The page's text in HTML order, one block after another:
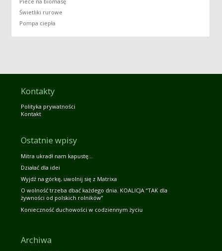
Świetliki rurowe
Pompa ciepła
Kontakty
Polityka prywatności
Kontakt
Ostatnie wpisy
Mitra ukradł nam kapustę…
Działać dla idei
Wyjdź na górkę, uwolnij się z Matrixa
O wolność trzeba dbać każdego dnia. KOALICJA “TAK dla
żywności od polskich rolników”
Konieczność duchowości w codziennym życiu
Archiwa